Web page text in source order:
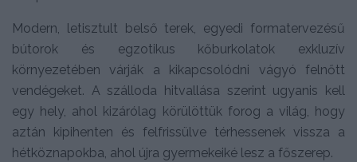
Modern, letisztult belső terek, egyedi formatervezésű
bútorok és egzotikus kőburkolatok exkluzív
környezetében várják a kikapcsolódni vágyó felnőtt
vendégeket. A szálloda hitvallása szerint ugyanis kell
egy hely, ahol kizárólag körülöttük forog a világ, hogy
aztán kipihenten és felfrissülve térhessenek vissza a
hétköznapokba, ahol újra gyermekeiké lesz a főszerep.